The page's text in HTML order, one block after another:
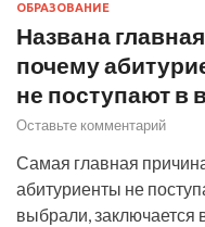
ОБРАЗОВАНИЕ
Названа
почему
не поступают в
Оставьте комментарий
Самая главная
абитуриенты не
выбрали, заключается